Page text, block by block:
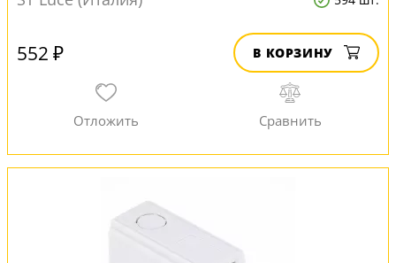
552 ₽ В КОРЗИНУ